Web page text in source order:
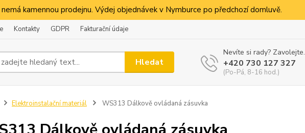
nemá kamennou prodejnu. Výdej objednávek v Nymburce po předchozí domluvě.
Kontakty GDPR Fakturační údaje
Hledat
Nevíte si rady? Zavolejte.
+420 730 127 327
(Po-Pá, 8-16 hod.)
Elektroinstalační materiál WS313 Dálkově ovládaná zásuvka